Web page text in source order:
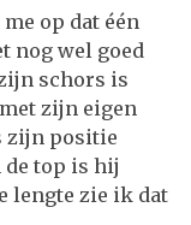
op dat één
nog wel goed
schors is
zijn eigen
zijn positie
de top is hij
lengte zie ik dat